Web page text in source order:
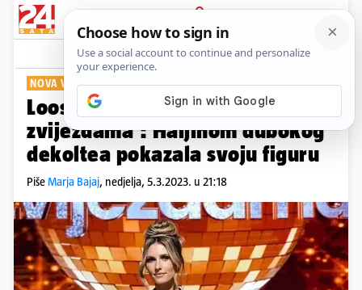
PRIJAVA
Show Komentari
NOVA VODITELJICA
Loos zablistala u 'Plesu sa
zvijezdama': Haljinom dubokog
dekoltea pokazala svoju figuru
PišeMarja Bajaj, nedjelja, 5.3.2023. u 21:18